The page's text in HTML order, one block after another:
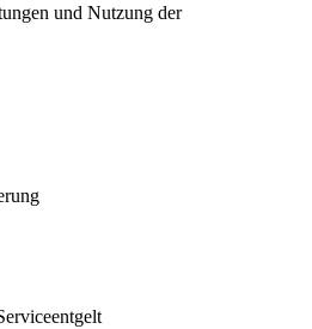
und Nutzung der